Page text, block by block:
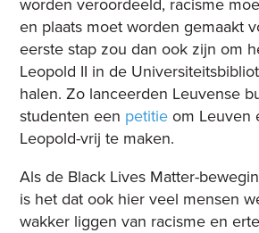
worden veroordeeld, racisme
en plaats moet worden gemaakt
eerste stap zou dan ook zijn om
Leopold II in de
halen. Zo lanceerden Leuvense
studenten een petitie om Leuven
Leopold-vrij te maken.
Als de Black Lives Matter-
is het dat ook hier veel mensen
wakker liggen van racisme en